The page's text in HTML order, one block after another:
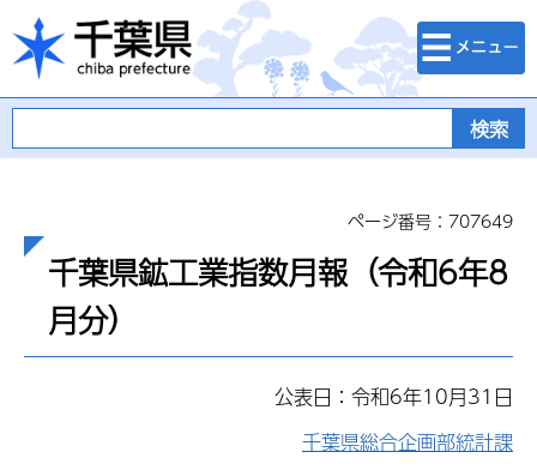
千葉県
検索・メニュ
ー
ページ番号：707649
千葉県鉱工業指数月報（令和6年8
月分）
公表日：令和6年10月31日
千葉県総合企画部統計課